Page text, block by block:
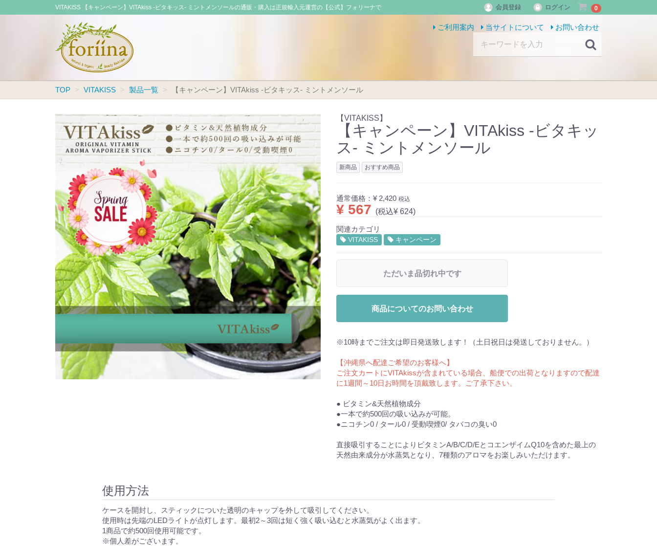
VITAKISS 【キャンペーン】VITAkiss -ビタキッス- ミントメンソールの通販・購入は正規輸入元運営の【公式】フォリーナで 会員登録 ログイン 0
ご利用案内 当サイトについて お問い合わせ
TOP VITAKISS 製品一覧 【キャンペーン】VITAkiss -ビタキッス- ミントメンソール
【VITAKISS】
【キャンペーン】VITAkiss -ビタキッ
ス- ミントメンソール
新商品 おすすめ商品
通常価格： ¥ 2,420 税込
¥ 567 (税込¥ 624)
関連カテゴリ
VITAKISS キャンペーン
ただいま品切れ中です
商品についてのお問い合わせ
※10時までご注文は即日発送致します！（土日祝日は発送しておりません。）
【沖縄県へ配達ご希望のお客様へ】
ご注文カートにVITAkissが含まれている場合、船便での出荷となりますので配達
に1週間～10日お時間を頂戴致します。ご了承下さい。
● ビタミン&天然植物成分
●一本で約500回の吸い込みが可能。
●ニコチン0 / タール0 / 受動喫煙0/ タバコの臭い0
直接吸引することによりビタミンA/B/C/D/EとコエンザイムQ10を含めた最上の
天然由来成分が水蒸気となり、7種類のアロマをお楽しみいただけます。
使用方法
ケースを開封し、スティックについた透明のキャップを外して吸引してください。
使用時は先端のLEDライトが点灯します。最初2～3回は短く強く吸い込むと水蒸気がよく出ます。
1商品で約500回使用可能です。
※個人差がございます。